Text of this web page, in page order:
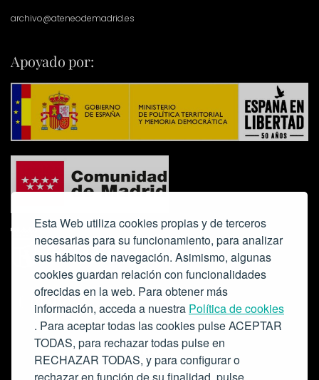
Esta Web utiliza cookies propias y de terceros
necesarias para su funcionamiento, para analizar
sus hábitos de navegación. Asimismo, algunas
cookies guardan relación con funcionalidades
ofrecidas en la web. Para obtener más
información, acceda a nuestra Política de cookies
. Para aceptar todas las cookies pulse ACEPTAR
TODAS, para rechazar todas pulse en
RECHAZAR TODAS, y para configurar o
archivo@ateneodemadrid.es
Apoyado por:
Colabora: